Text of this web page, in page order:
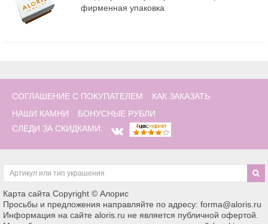
фирменная упаковка
СОГЛАШЕНИЕ С ПОКУПАТЕЛЕМ
КАК ЗАКАЗАТЬ
НАШИ КАМНИ
БОНУСНЫЕ РУБЛИ
СЛЕДИ ЗА СКИДКАМИ:
Карта сайта Copyright © Алорис
Просьбы и предложения направляйте по адресу: forma@aloris.ru
Информация на сайте aloris.ru не является публичной офертой.